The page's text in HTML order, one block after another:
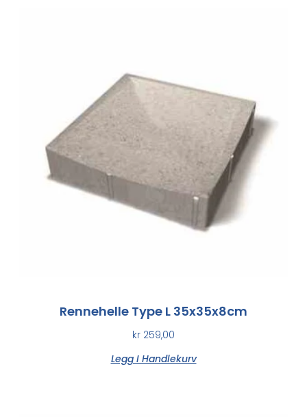
Rennehelle Type L 35x35x8cm
kr 259,00
Legg I Handlekurv